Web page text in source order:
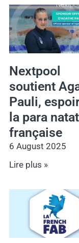
Nextpool
soutient
Pauli,
la para
française
6 August 2025
Lire plus »